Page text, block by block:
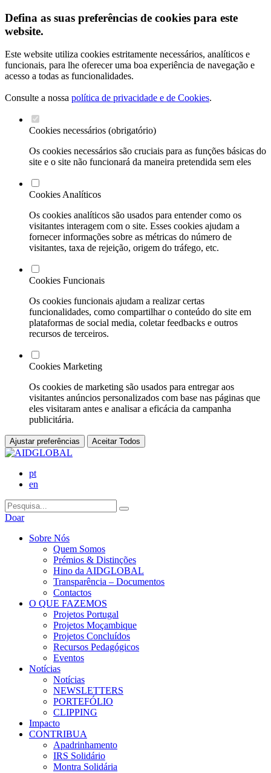
Defina as suas preferências de cookies para este
website.
Este website utiliza cookies estritamente necessários, analíticos e
funcionais, para lhe oferecer uma boa experiência de navegação e
acesso a todas as funcionalidades.
Consulte a nossa política de privacidade e de Cookies.
Cookies necessários (obrigatório)
Os cookies necessários são cruciais para as funções básicas do
site e o site não funcionará da maneira pretendida sem eles
Cookies Analíticos
Os cookies analíticos são usados para entender como os
visitantes interagem com o site. Esses cookies ajudam a
fornecer informações sobre as métricas do número de
visitantes, taxa de rejeição, origem do tráfego, etc.
Cookies Funcionais
Os cookies funcionais ajudam a realizar certas
funcionalidades, como compartilhar o conteúdo do site em
plataformas de social media, coletar feedbacks e outros
recursos de terceiros.
Cookies Marketing
Os cookies de marketing são usados para entregar aos
visitantes anúncios personalizados com base nas páginas que
eles visitaram antes e analisar a eficácia da campanha
publicitária.
Ajustar preferências Aceitar Todos
pt
en
Doar
Sobre Nós
Quem Somos
Prémios & Distinções
Hino da AIDGLOBAL
Transparência – Documentos
Contactos
O QUE FAZEMOS
Projetos Portugal
Projetos Moçambique
Projetos Concluídos
Recursos Pedagógicos
Eventos
Notícias
Notícias
NEWSLETTERS
PORTEFÓLIO
CLIPPING
Impacto
CONTRIBUA
Apadrinhamento
IRS Solidário
Montra Solidária